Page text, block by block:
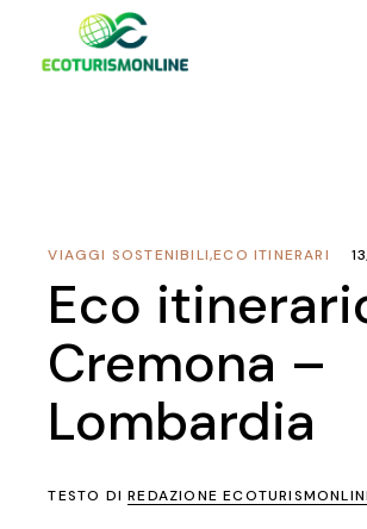
ECO ITINERARI
,
VIAGGI SOSTENIBILI
Eco
Cremona –
Lombardia
TESTO DIREDAZIONE